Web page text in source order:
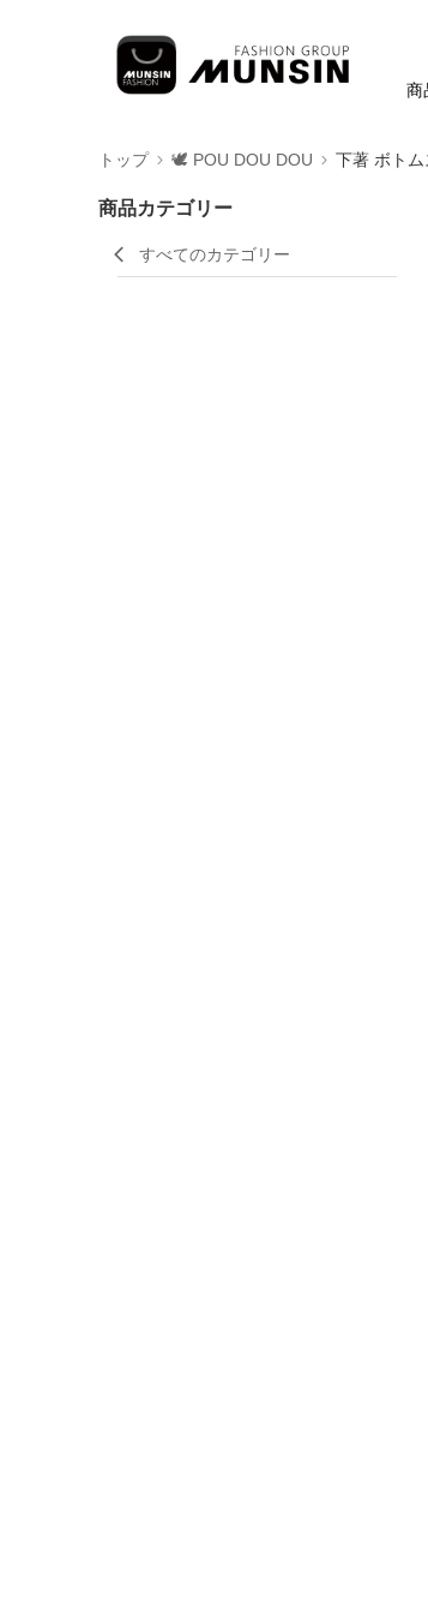
商
トップ 🕊️ POU DOU DOU 下著 ボトム
商品カテゴリー
すべてのカテゴリー